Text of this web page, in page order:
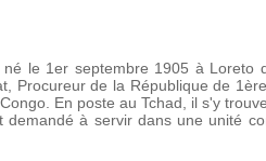
né le 1er septembre 1905 à
Procureur de la République de
En poste au Tchad, il s'y
demandé à servir dans une unité